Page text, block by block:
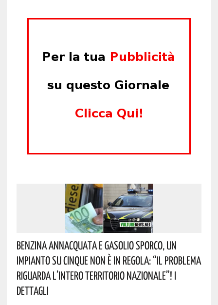
Benzina Annacquata E Gasolio Sporco, Un
Impianto Su Cinque Non È In Regola: “il Problema
Riguarda L’intero Territorio Nazionale”! I
Dettagli